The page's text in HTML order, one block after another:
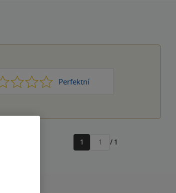
3 4 Perfektní
5
1
Přejít
/ 1